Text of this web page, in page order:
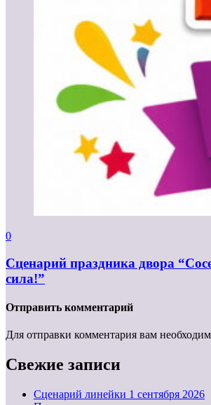
0
Сценарий праздника двора
сила!”
Отправить комментарий
Для отправки комментария вам
Свежие записи
Cценарий линейки 1 сентября 2026